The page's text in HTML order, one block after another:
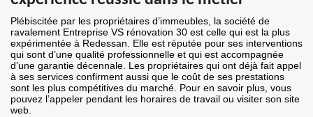
Plébiscitée par les propriétaires d’immeubles, la société de
ravalement Entreprise VS rénovation 30 est celle qui est la plus
expérimentée à Redessan. Elle est réputée pour ses interventions
qui sont d’une qualité professionnelle et qui est accompagnée
d’une garantie décennale. Les propriétaires qui ont déjà fait appel
à ses services confirment aussi que le coût de ses prestations
sont les plus compétitives du marché. Pour en savoir plus, vous
pouvez l’appeler pendant les horaires de travail ou visiter son site
web.